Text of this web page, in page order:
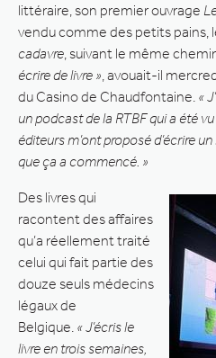
littéraire, son premier ouvrage
vendu comme des petits pains,
cadavre , suivant le même
écrire de livre » , avouait-il
du Casino de Chaudfontaine. «
un podcast de la RTBF qui a été
éditeurs m’ont proposé d’écrire
que ça a commencé. »
Des livres qui
racontent des affaires
qu’a réellement traité
celui qui fait partie des
douze seuls médecins
légaux de
Belgique. « J’écris le
livre en trois semaines,